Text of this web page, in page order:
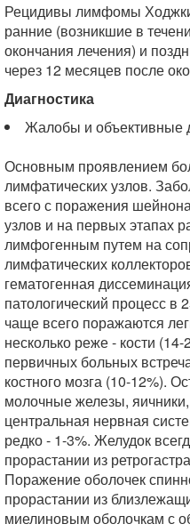
Рецидивы лимфомы
ранние (возникшие в
окончания лечения) и
через 12 месяцев после
Диагностика
Жалобы и объективные
Основным проявлением
лимфатических узлов.
всего с поражения
узлов и на первых этапах
лимфогенным путем на
лимфатических
гематогенная
патологический процесс в
чаще всего поражаются
несколько реже - кости
первичных больных
костного мозга (10-12%).
молочные железы,
центральная нервная
редко - 1-3%. Желудок
прорастании из
Поражение оболочек
прорастании из
миелиновым оболочкам с